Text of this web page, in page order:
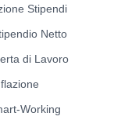
Stipendi
Netto
di Lavoro
Working